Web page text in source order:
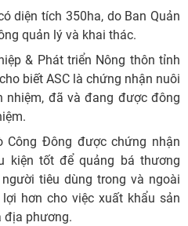
diện tích 350ha, do Ban Quản
quản lý và khai thác.
& Phát triển Nông thôn tỉnh
biết ASC là chứng nhận nuôi
nhiệm, đã và đang được đông
Công Đông được chứng nhận
kiện tốt để quảng bá thương
tiêu dùng trong và ngoài
hơn cho việc xuất khẩu sản
địa phương.